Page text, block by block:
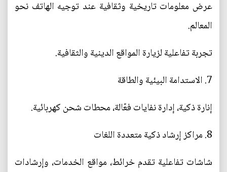
عرض معلومات تاريخية وثقافية عند توجيه الهاتف نحو
المعالم.
تجربة تفاعلية لزيارة المواقع الدينية والثقافية.
7. الاستدامة البيئية والطاقة
إنارة ذكية، إدارة نفايات فعّالة، محطات شحن كهربائية.
8. مراكز إرشاد ذكية متعددة اللغات
شاشات تفاعلية تقدم خرائط، مواقع الخدمات، وإرشادات